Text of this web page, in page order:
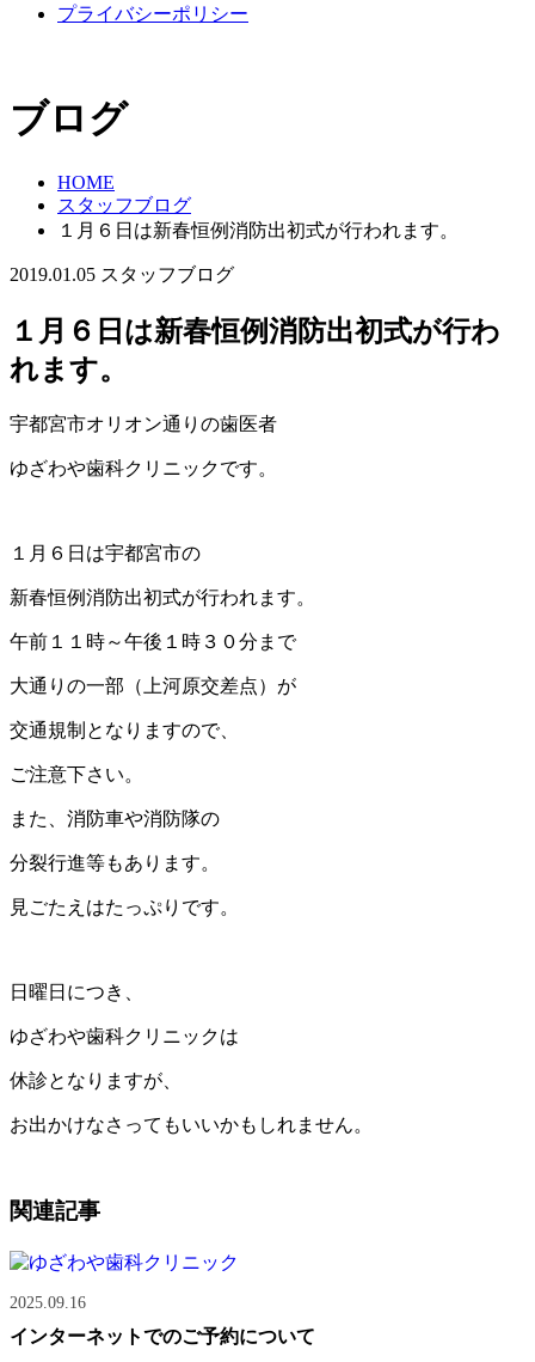
プライバシーポリシー
ブログ
HOME
スタッフブログ
１月６日は新春恒例消防出初式が行われます。
2019.01.05 スタッフブログ
１月６日は新春恒例消防出初式が行わ
れます。
宇都宮市オリオン通りの歯医者
ゆざわや歯科クリニックです。
１月６日は宇都宮市の
新春恒例消防出初式が行われます。
午前１１時～午後１時３０分まで
大通りの一部（上河原交差点）が
交通規制となりますので、
ご注意下さい。
また、消防車や消防隊の
分裂行進等もあります。
見ごたえはたっぷりです。
日曜日につき、
ゆざわや歯科クリニックは
休診となりますが、
お出かけなさってもいいかもしれません。
関連記事
2025.09.16
インターネットでのご予約について